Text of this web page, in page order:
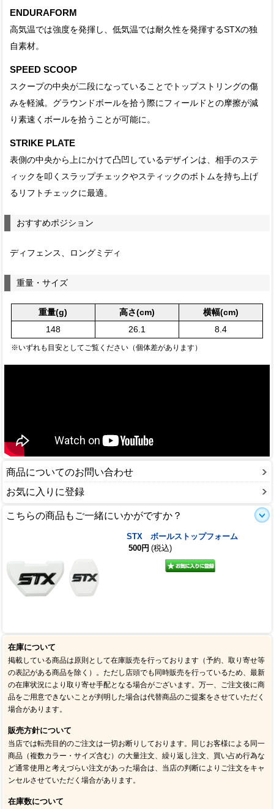
ENDURAFORM
高気温では強度を発揮し、低気温では耐久性を発揮するSTXの独
自素材。
SPEED SCOOP
スクープの中央が二段になっていることでトップストリングの傷
みを軽減。グラウンドボールを拾う際にフィールドとの摩擦が減
り素速くボールを拾うことが可能に。
STRIKE PLATE
表側の中央から上にかけて凸凹しているデザインは、相手のステ
ィックを叩くスラップチェックやスティックのボトムを持ち上げ
るリフトチェックに最適。
おすすめポジション
ディフェンス、ロングミディ
重量・サイズ
重量(g) 高さ(cm)
横幅(cm)
148
26.1 8.4
※いずれも目安としてご覧ください（個体差があります）
商品についてのお問い合わせ
お気に入りに登録
こちらの商品もご一緒にいかがですか？
STX ボールストップフォーム
500円 (税込)
在庫について
掲載している商品は原則として在庫販売を行っております（予約、取り寄せ等
の表記がある商品を除く）。ただし店頭でも同時販売を行っているため、最新
の在庫状況により取り寄せ手配となる場合がございます。万一、ご注文後に商
品をご用意できないことが判明した場合は代替商品のご提案をさせていただく
場合があります。
販売方針について
当店では転売目的のご注文は一切お断りしております。同じお客様による同一
商品（複数カラー・サイズ含む）の大量注文、繰り返し注文、買い占め行為な
ど通常使用と考えづらい注文があった場合は、当店の判断によりご注文をキャ
ンセルさせていただく場合があります。
在庫数について